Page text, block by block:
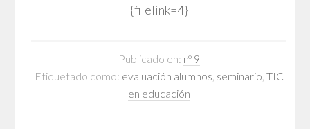
{filelink=4}
Publicado en: nº 9
Etiquetado como: evaluación alumnos seminario TIC
en educación